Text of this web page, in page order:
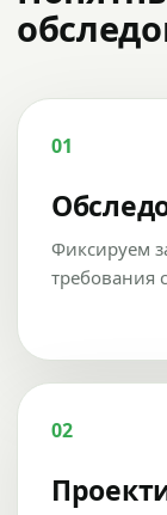
01
Фиксируем
требования
02